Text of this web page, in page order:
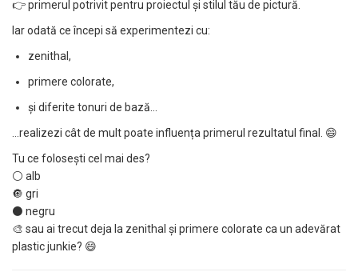
👉 primerul potrivit pentru proiectul și stilul tău de pictură.
Iar odată ce începi să experimentezi cu:
zenithal,
primere colorate,
și diferite tonuri de bază…
…realizezi cât de mult poate influența primerul rezultatul final. 😄
Tu ce folosești cel mai des?
⚪ alb
🔘 gri
⚫ negru
🎨 sau ai trecut deja la zenithal și primere colorate ca un adevărat
plastic junkie? 😄